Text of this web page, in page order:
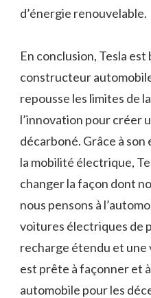
d’énergie renouvelable.
En conclusion, Tesla est
constructeur
repousse les limites de
l’innovation pour créer
décarboné. Grâce à
la mobilité électrique,
changer la façon dont
nous pensons à
voitures électriques de
recharge étendu et une
est prête à façonner et
automobile pour les